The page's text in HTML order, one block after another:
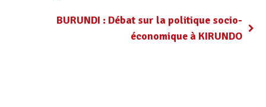
BURUNDI : Débat sur la politique socio-
économique à KIRUNDO